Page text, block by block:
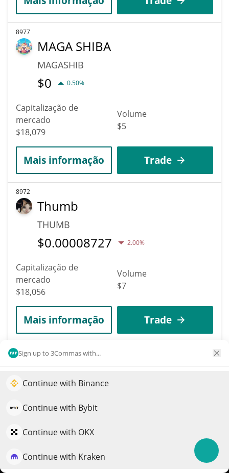
Sign up to 3Commas with...
Continue with Binance
Continue with Bybit
Continue with OKX
Continue with Kraken
8977
MAGA SHIBA
MAGASHIB
$0 0.50%
Capitalização de
mercado
$18,079
Volume
$5
Mais informação Trade
8972
Thumb
THUMB
$0.00008727 2.00%
Capitalização de
mercado
$18,056
Volume
$7
Mais informação Trade
8979
PRICK
$0.00001805
Capitalização de
$18,054
Impulsione o crescimento do seu portfólio com IA
QuantPilot é uma plataforma completa de estratégias onde
estratégias e conduzem pesquisas de mercado
Experimente grátis